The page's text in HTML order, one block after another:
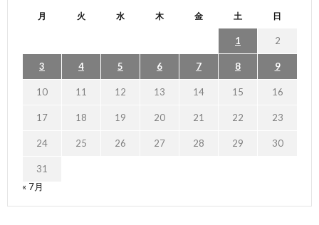
月 火 水 木 金 土 日
1 2
3 4 5 6 7 8 9
10 11 12 13 14 15 16
17 18 19 20 21 22 23
24 25 26 27 28 29 30
31
« 7月